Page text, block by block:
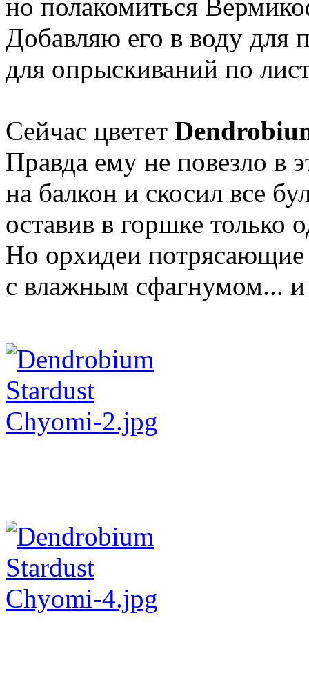
но полакомиться
Добавляю его в воду для
для опрыскиваний по
Сейчас цветет
Правда ему не повезло в
на балкон и скосил все
оставив в горшке только
Но орхидеи потрясающие
с влажным сфагнумом... и